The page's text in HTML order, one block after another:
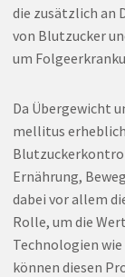
die zusätzlich an
von Blutzucker
um
Da Übergewicht
mellitus
Ernährung,
dabei vor allem
Rolle, um die
Technologien
können diesen